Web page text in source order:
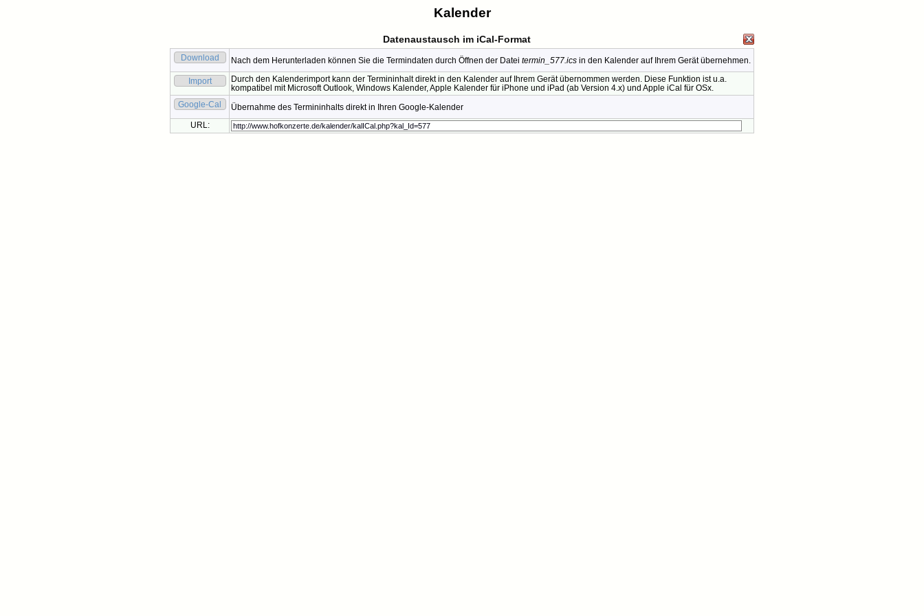
Kalender
Datenaustausch im iCal-Format
Download Nach dem Herunterladen können Sie die Termindaten durch Öffnen der Datei termin_577.ics in den Kalender auf Ihrem Gerät übernehmen.
Import
Durch den Kalenderimport kann der Termininhalt direkt in den Kalender auf Ihrem Gerät übernommen werden. Diese Funktion ist u.a.
kompatibel mit Microsoft Outlook, Windows Kalender, Apple Kalender für iPhone und iPad (ab Version 4.x) und Apple iCal für OSx.
Google-Cal
Übernahme des Termininhalts direkt in Ihren Google-Kalender
URL: